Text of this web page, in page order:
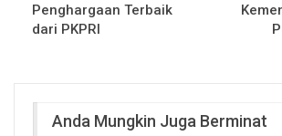
Penghargaan Terbaik
dari PKPRI
Anda Mungkin Juga Berminat